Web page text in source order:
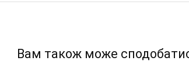
Вам також може